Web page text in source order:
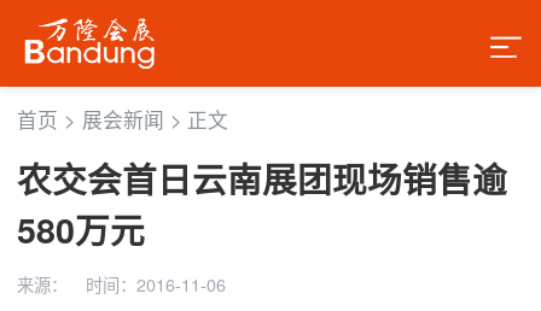
首页 > 展会新闻 > 正文
农交会首日云南展团现场销售逾
580万元
来源： 时间：2016-11-06